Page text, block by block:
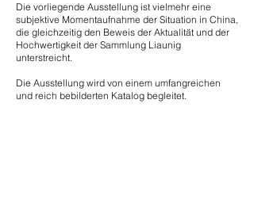
Die vorliegende Ausstellung ist vielmehr eine
subjektive Momentaufnahme der Situation in China,
die gleichzeitig den Beweis der Aktualität und der
Hochwertigkeit der Sammlung Liaunig
unterstreicht.
Die Ausstellung wird von einem umfangreichen
und reich bebilderten Katalog begleitet.